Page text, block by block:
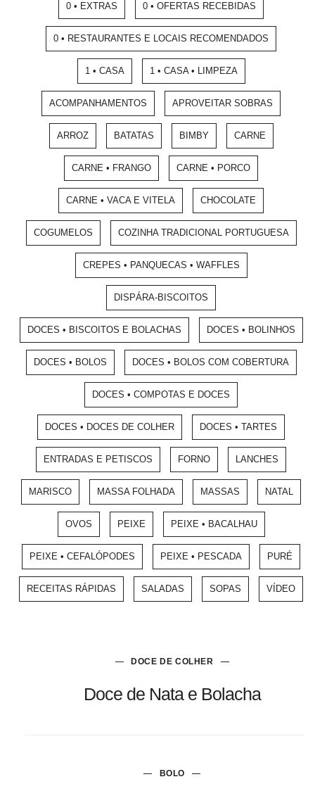
0 • EXTRAS 0 • OFERTAS RECEBIDAS
0 • RESTAURANTES E LOCAIS RECOMENDADOS
1 • CASA 1 • CASA • LIMPEZA
ACOMPANHAMENTOS APROVEITAR SOBRAS
ARROZ BATATAS BIMBY CARNE
CARNE • FRANGO CARNE • PORCO
CARNE • VACA E VITELA CHOCOLATE
COGUMELOS COZINHA TRADICIONAL PORTUGUESA
CREPES • PANQUECAS • WAFFLES
DISPÁRA-BISCOITOS
DOCES • BISCOITOS E BOLACHAS DOCES • BOLINHOS
DOCES • BOLOS DOCES • BOLOS COM COBERTURA
DOCES • COMPOTAS E DOCES
DOCES • DOCES DE COLHER DOCES • TARTES
ENTRADAS E PETISCOS FORNO LANCHES
MARISCO MASSA FOLHADA MASSAS NATAL
OVOS PEIXE PEIXE • BACALHAU
PEIXE • CEFALÓPODES PEIXE • PESCADA PURÉ
RECEITAS RÁPIDAS SALADAS SOPAS VÍDEO
DOCE DE COLHER
Doce de Nata e Bolacha
BOLO